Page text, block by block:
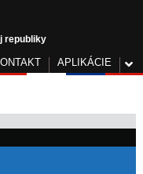
republiky
APLIKÁCIE